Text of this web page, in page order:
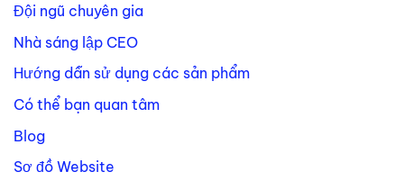
Đội ngũ chuyên gia
Nhà sáng lập CEO
Hướng dẫn sử dụng các sản phẩm
Có thể bạn quan tâm
Blog
Sơ đồ Website